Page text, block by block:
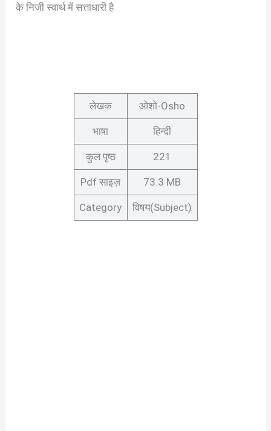
के निजी स्वार्थ में सत्ताधारी है
लेखक ओशो-Osho
भाषा हिन्दी
कुल पृष्ठ 221
Pdf साइज़ 73.3 MB
Category विषय(Subject)